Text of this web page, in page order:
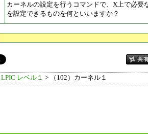
カーネルの設定を行うコマンドで、X上で必要
を設定できるものを何といいますか？
LPIC レベル１ > （102）カーネル１